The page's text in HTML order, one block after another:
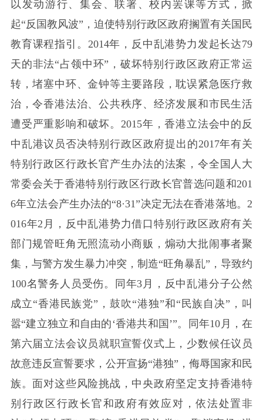
以发动游行、集会、联署、校内罢课等方式，掀
起“反国教风波”，迫使特别行政区政府搁置有关国民
教育课程指引。2014年，反中乱港势力发起长达79
天的非法“占领中环”，破坏特别行政区政府正常运
转，堵塞中环、金钟等主要路段，耽误紧急医疗救
治，令香港法治、公共秩序、经济发展和市民生活
遭受严重影响和破坏。2015年，香港立法会中的反
中乱港议员否决特别行政区政府提出的2017年有关
特别行政区行政长官产生办法的法案，令全国人大
常委会关于香港特别行政区行政长官普选问题和201
6年立法会产生办法的“8·31”决定无法在香港落地。2
016年2月，反中乱港势力借口特别行政区政府有关
部门规管旺角无照流动小商贩，煽动大批闹事者聚
集，与警方发生暴力冲突，制造“旺角暴乱”，导致约
100名警务人员受伤。同年3月，反中乱港分子公然
成立“香港民族党”，鼓吹“港独”和“民族自决”，叫
嚣“建立独立和自由的‘香港共和国’”。同年10月，在
第六届立法会议员就职宣誓仪式上，少数候任议员
故意违反宣誓要求，公开宣扬“港独”，侮辱国家和民
族。面对这些风险挑战，中央政府坚定支持香港特
别行政区行政长官和政府有效应对，依法处置非